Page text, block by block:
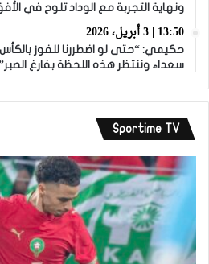
ونهاية التجربة مع الوداد تلوح في
13:50 | 3 أبريل، 2026
حكيمي: “حتى لو اضطررنا للفوز
سعداء وننتظر هذه اللحظة بفارغ
Sportime TV